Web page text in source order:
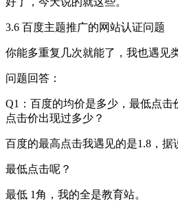
3.6 百度主题推广的网站认证问题
你能多重复几次就能了，我也遇见
问题回答：
Q1：百度的均价是多少，最低点击
点击价出现过多少？
百度的最高点击我遇见的是1.8，据
最低点击呢？
最低 1角，我的全是教育站。